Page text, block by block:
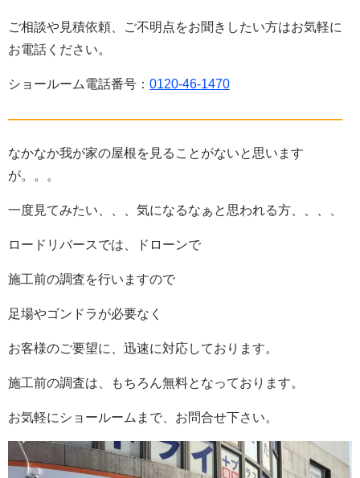
ご相談や見積依頼、ご不明点をお聞きしたい方はお気軽に
お電話ください。
ショールーム電話番号： 0120-46-1470
——————————————————————————
なかなか我が家の屋根を見ることがないと思います
が。。。
一度見てみたい、、、気になるなぁと思われる方、、、、
ロードリバースでは、ドローンで
施工前の調査を行いますので
足場やゴンドラが必要なく
お客様のご要望に、迅速に対応しております。
施工前の調査は、もちろん無料となっております。
お気軽にショールームまで、お問合せ下さい。